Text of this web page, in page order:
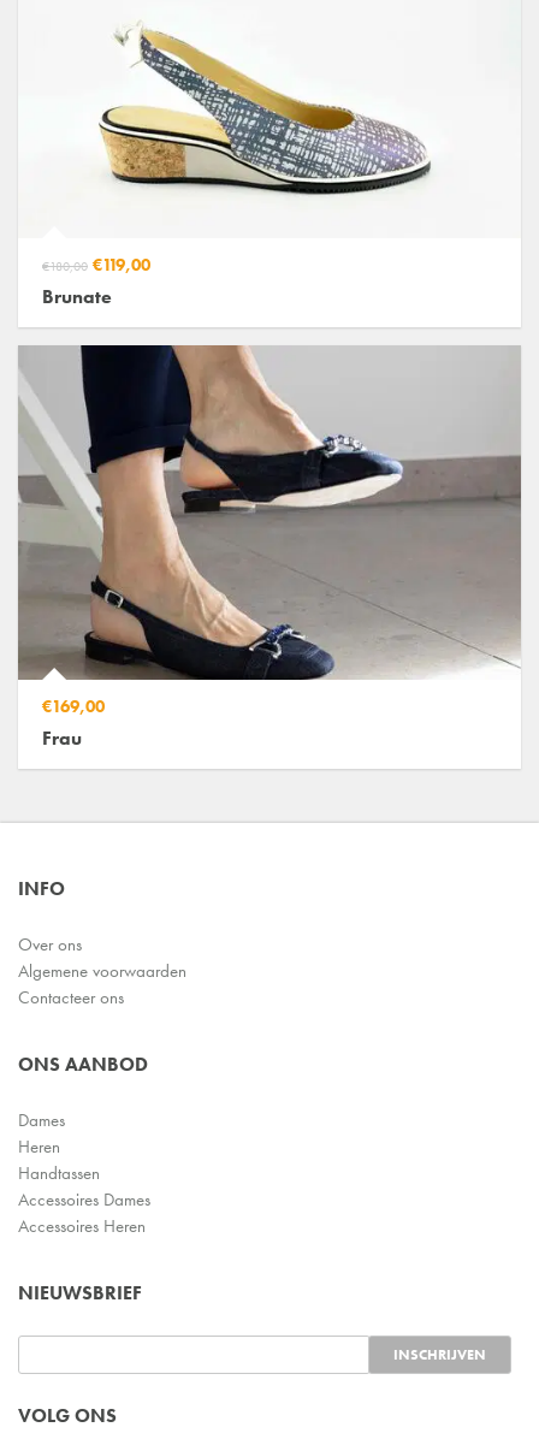
€180,00 €119,00
Brunate
€169,00
Frau
INFO
Over ons
Algemene voorwaarden
Contacteer ons
ONS AANBOD
Dames
Heren
Handtassen
Accessoires Dames
Accessoires Heren
NIEUWSBRIEF
VOLG ONS